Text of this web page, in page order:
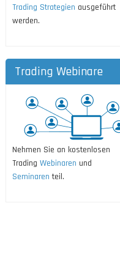
Trading Strategien ausgeführt
werden.
Trading Webinare
Nehmen Sie an kostenlosen
Trading Webinaren und
Seminaren teil.